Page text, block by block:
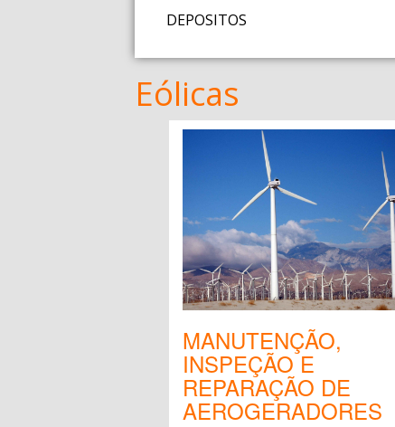
DEPOSITOS
Eólicas
MANUTENÇÃO,
INSPEÇÃO E
REPARAÇÃO DE
AEROGERADORES